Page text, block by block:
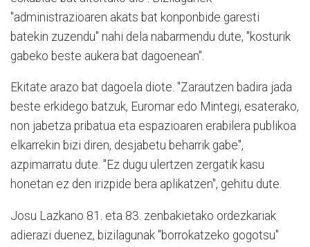
"administrazioaren akats bat konponbide garesti
batekin zuzendu" nahi dela nabarmendu dute, "kosturik
gabeko beste aukera bat dagoenean".
Ekitate arazo bat dagoela diote. "Zarautzen badira jada
beste erkidego batzuk, Euromar edo Mintegi, esaterako,
non jabetza pribatua eta espazioaren erabilera publikoa
elkarrekin bizi diren, desjabetu beharrik gabe",
azpimarratu dute. "Ez dugu ulertzen zergatik kasu
honetan ez den irizpide bera aplikatzen", gehitu dute.
Josu Lazkano 81. eta 83. zenbakietako ordezkariak
adierazi duenez, bizilagunak "borrokatzeko gogotsu"